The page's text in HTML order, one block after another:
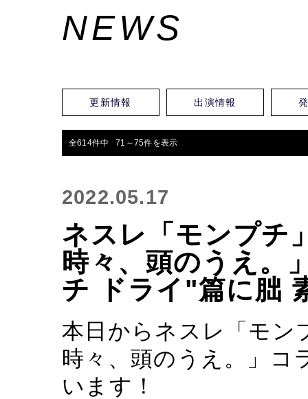
NEWS
更新情報 出演情報
全614件中 71～75件を表示
2022.05.17
ネスレ「モンプチ
時々、頭のうえ
チ ドライ"篇に朏
本日からネスレ「モン
時々、頭のうえ。」コ
います！